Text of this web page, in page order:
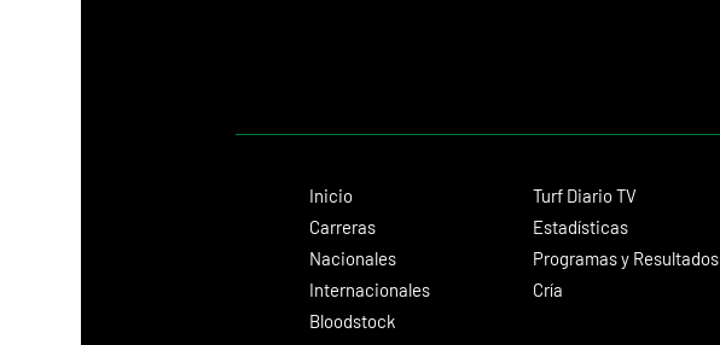
Inicio
Carreras
Nacionales
Internacionales
Bloodstock
Turf Diario TV
Estadísticas
Programas y Resultados
Cría